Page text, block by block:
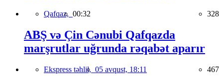
Qafqaz, 00:32 328
ABŞ və Çin Cənubi Qafqazda
marşrutlar uğrunda rəqabət aparır
Ekspress təhlil, 05 avqust, 18:11 467